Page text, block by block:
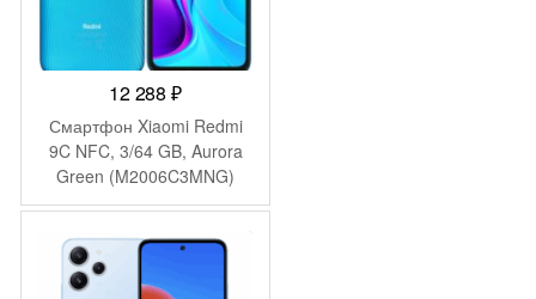
12 288₽
Смартфон Xiaomi Redmi
9C NFC, 3/64 GB, Aurora
Green (M2006C3MNG)
-1 581